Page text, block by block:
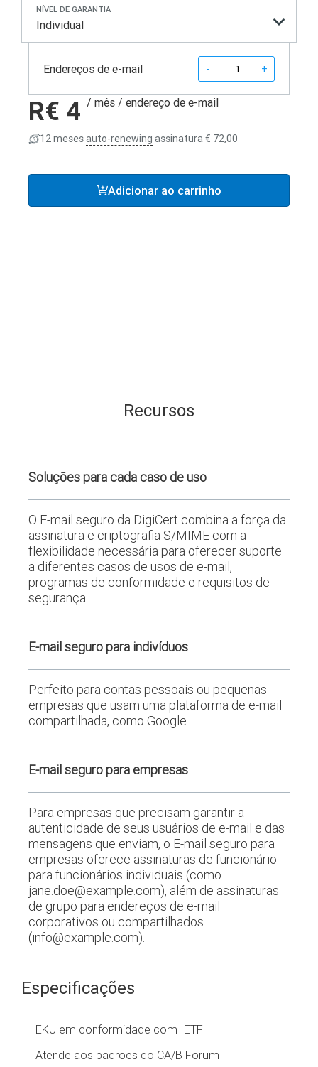
NÍVEL DE GARANTIA
Individual
Endereços de e-mail - +
R€ 4 / mês / endereço de e-mail
12 mesesauto-renewing assinatura72,00
Adicionar ao carrinho
Recursos
Soluções para cada caso de uso
O E-mail seguro da DigiCert combina a força da
assinatura e criptografia S/MIME com a
flexibilidade necessária para oferecer suporte
a diferentes casos de usos de e-mail,
programas de conformidade e requisitos de
segurança.
E-mail seguro para indivíduos
Perfeito para contas pessoais ou pequenas
empresas que usam uma plataforma de e-mail
compartilhada, como Google.
E-mail seguro para empresas
Para empresas que precisam garantir a
autenticidade de seus usuários de e-mail e das
mensagens que enviam, o E-mail seguro para
empresas oferece assinaturas de funcionário
para funcionários individuais (como
jane.doe@example.com), além de assinaturas
de grupo para endereços de e-mail
corporativos ou compartilhados
(info@example.com).
Especificações
EKU em conformidade com IETF
Atende aos padrões do CA/B Forum